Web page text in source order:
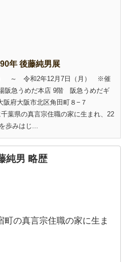
年 後藤純男展
） ～ 令和2年12月7日（月） ※催
阪急うめだ本店 9階 阪急うめだギ
阪府大阪市北区角田町８−７
葉県の真言宗住職の家に生まれ、22
歩みはじ...
純男 略歴
町の真言宗住職の家に生ま